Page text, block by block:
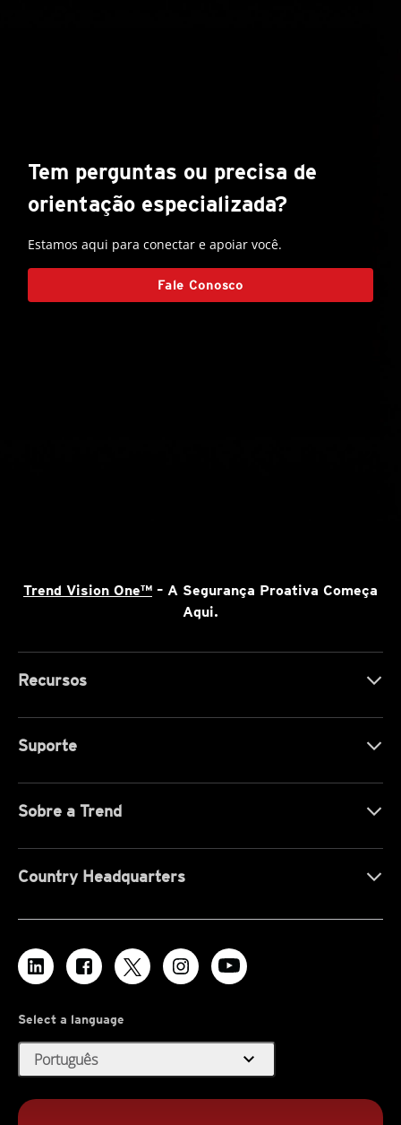
Tem perguntas ou precisa de
orientação especializada?
Estamos aqui para conectar e apoiar você.
Fale Conosco
Trend Vision One™ – A Segurança Proativa Começa
Aqui.
Recursos
Suporte
Sobre a Trend
Country Headquarters
Select a language
Português expand_more